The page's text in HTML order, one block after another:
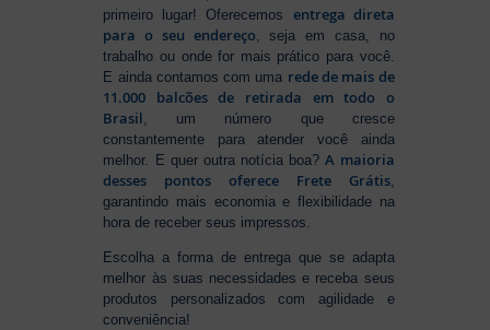
primeiro lugar! Oferecemos entrega direta
para o seu endereço, seja em casa, no
trabalho ou onde for mais prático para você.
E ainda contamos com uma rede de mais de
11.000 balcões de retirada em todo o
Brasil, um número que cresce
constantemente para atender você ainda
melhor. E quer outra notícia boa?A maioria
desses pontos oferece Frete Grátis,
garantindo mais economia e flexibilidade na
hora de receber seus impressos.
Escolha a forma de entrega que se adapta
melhor às suas necessidades e receba seus
produtos personalizados com agilidade e
conveniência!